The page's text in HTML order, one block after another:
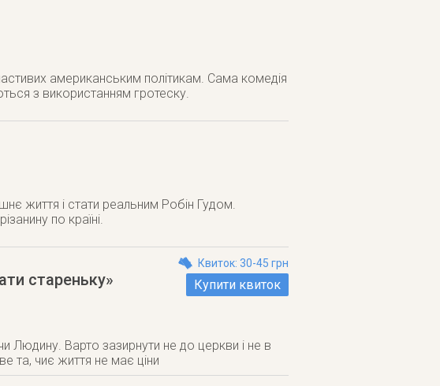
американським політикам. Сама комедія
з використанням гротеску.
життя і стати реальним Робін Гудом.
по країні.
Квиток: 30-45 грн
Купити квиток
стареньку»
Людину. Варто зазирнути не до церкви і не в
та, чиє життя не має ціни